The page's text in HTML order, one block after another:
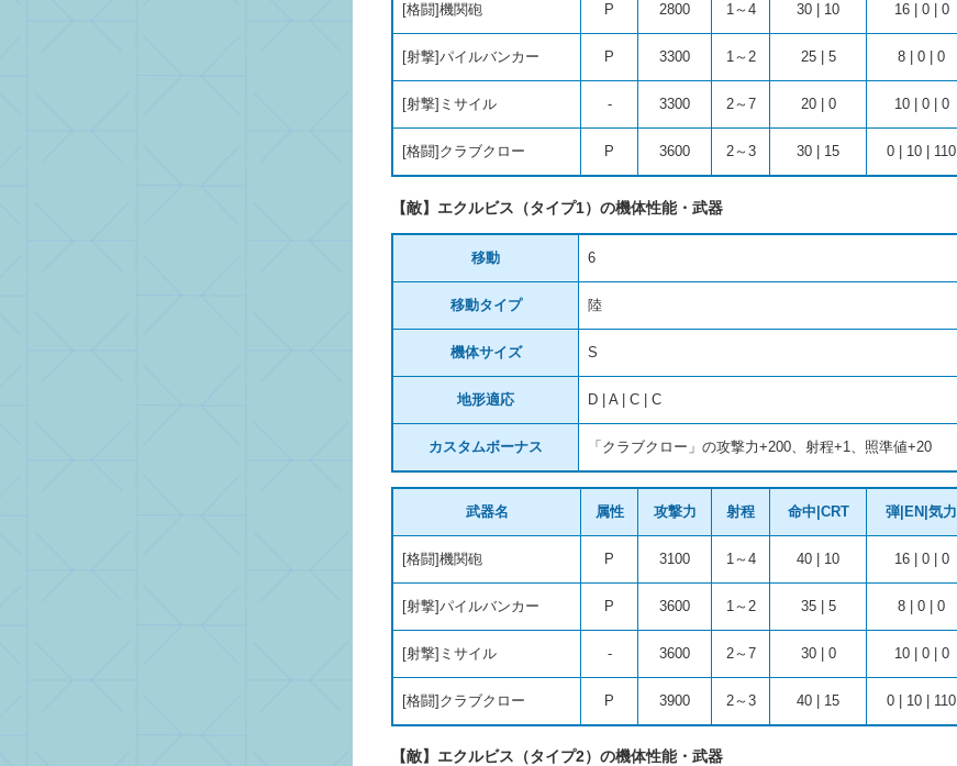
[格闘]機関砲 P 2800 1～4 30 | 10 16 | 0 | 0
[射撃]パイルバンカー P 3300 1～2 25 | 5 8 | 0 | 0
[射撃]ミサイル - 3300 2～7 20 | 0 10 | 0 | 0
[格闘]クラブクロー P 3600 2～3 30 | 15 0 | 10 | 110
【敵】エクルビス（タイプ1）の機体性能・武器
移動 6
移動タイプ 陸
機体サイズ S
地形適応 D | A | C | C
カスタムボーナス 「クラブクロー」の攻撃力+200、射程+1、照準値+20
武器名 属性 攻撃力 射程 命中|CRT 弾|EN|気力
[格闘]機関砲 P 3100 1～4 40 | 10 16 | 0 | 0
[射撃]パイルバンカー P 3600 1～2 35 | 5 8 | 0 | 0
[射撃]ミサイル - 3600 2～7 30 | 0 10 | 0 | 0
[格闘]クラブクロー P 3900 2～3 40 | 15 0 | 10 | 110
【敵】エクルビス（タイプ2）の機体性能・武器